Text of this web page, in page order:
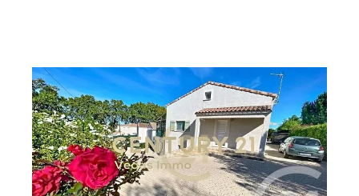
ST JEAN DE VEDAS 34
137,84 m2, 5 pièces
Ref : 22247
Maison à vendre
550 000 €